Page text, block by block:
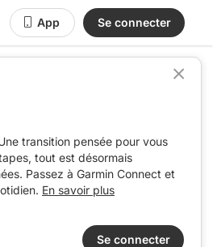
App Se connecter
transition pensée pour vous
tout est désormais
Passez à Garmin Connect et
En savoir plus
Se connecter